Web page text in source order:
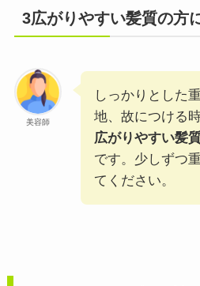
3広がりやすい髪質の方
美容師
しっかりとした
地、故につける
広がりやすい髪
です。少しずつ
てください。